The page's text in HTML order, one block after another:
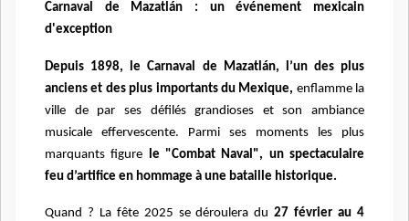
Carnaval de Mazatlán : un événement mexicain
d'exception
Depuis 1898, le Carnaval de Mazatlán, l’un des plus
anciens et des plus importants du Mexique, enflamme la
ville de par ses défilés grandioses et son ambiance
musicale effervescente. Parmi ses moments les plus
marquants figure
le "Combat Naval", un spectaculaire
feu d’artifice en hommage à une bataille historique.
Quand ? La fête 2025 se déroulera du27 février au 4